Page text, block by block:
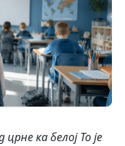
ка белој То је